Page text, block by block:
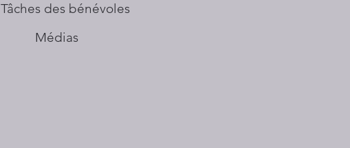
Tâches des bénévoles
Médias